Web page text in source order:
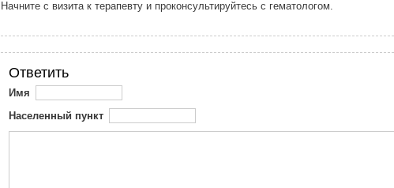
Начните с визита к терапевту и проконсультируйтесь с гематологом.
Ответить
Имя
Населенный пункт